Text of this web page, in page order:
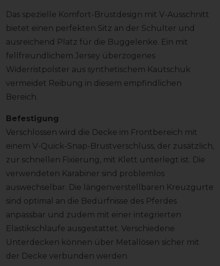
Das spezielle Komfort-Brustdesign mit V-Ausschnitt
bietet einen perfekten Sitz an der Schulter und
ausreichend Platz für die Buggelenke. Ein mit
fellfreundlichem Jersey überzogenes
Widerristpolster aus synthetischem Kautschuk
vermeidet Reibung in diesem empfindlichen
Bereich.
Befestigung
Verschlossen wird die Decke im Frontbereich mit
einem V-Quick-Snap-Brustverschluss, der zusätzlich,
zur schnellen Fixierung, mit Klett unterlegt ist. Die
verwendeten Karabiner sind problemlos
auswechselbar. Die längenverstellbaren Kreuzgurte
sind optimal an die Bedürfnisse des Pferdes
anpassbar und zudem mit einer integrierten
Elastikschlaufe ausgestattet. Verschiedene
Unterdecken können über Metallösen sicher mit
der Decke verbunden werden.